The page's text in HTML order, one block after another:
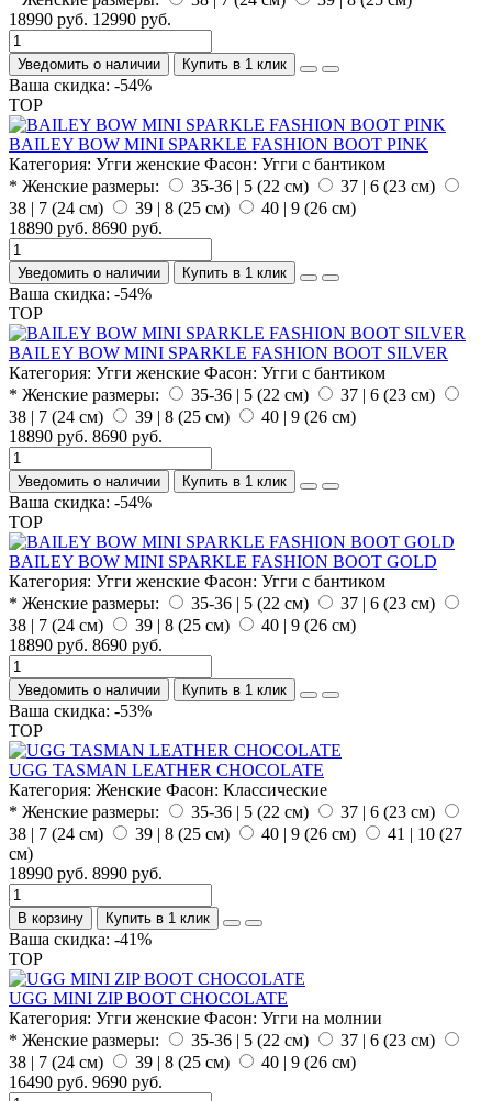
18990 руб. 12990 руб.
Уведомить о наличии Купить в 1 клик
Ваша скидка: -54%
TOP
BAILEY BOW MINI SPARKLE FASHION BOOT PINK
Категория: Угги женские Фасон: Угги с бантиком
* Женские размеры:
35-36 | 5 (22 см)
37 | 6 (23 см)
38 | 7 (24 см)
39 | 8 (25 см)
40 | 9 (26 см)
18890 руб. 8690 руб.
Уведомить о наличии Купить в 1 клик
Ваша скидка: -54%
TOP
BAILEY BOW MINI SPARKLE FASHION BOOT SILVER
Категория: Угги женские Фасон: Угги с бантиком
* Женские размеры:
35-36 | 5 (22 см)
37 | 6 (23 см)
38 | 7 (24 см)
39 | 8 (25 см)
40 | 9 (26 см)
18890 руб. 8690 руб.
Уведомить о наличии Купить в 1 клик
Ваша скидка: -54%
TOP
BAILEY BOW MINI SPARKLE FASHION BOOT GOLD
Категория: Угги женские Фасон: Угги с бантиком
* Женские размеры:
35-36 | 5 (22 см)
37 | 6 (23 см)
38 | 7 (24 см)
39 | 8 (25 см)
40 | 9 (26 см)
18890 руб. 8690 руб.
Уведомить о наличии Купить в 1 клик
Ваша скидка: -53%
TOP
UGG TASMAN LEATHER CHOCOLATE
Категория: Женские Фасон: Классические
* Женские размеры:
35-36 | 5 (22 см)
37 | 6 (23 см)
38 | 7 (24 см)
39 | 8 (25 см) 40 | 9 (26 см)
41 | 10 (27
см)
18990 руб. 8990 руб.
В корзину Купить в 1 клик
Ваша скидка: -41%
TOP
UGG MINI ZIP BOOT CHOCOLATE
Категория: Угги женские Фасон: Угги на молнии
* Женские размеры:
35-36 | 5 (22 см)
37 | 6 (23 см)
38 | 7 (24 см)
39 | 8 (25 см)
40 | 9 (26 см)
16490 руб. 9690 руб.